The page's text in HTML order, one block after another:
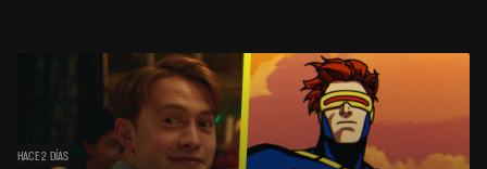
HACE 2 DÍAS